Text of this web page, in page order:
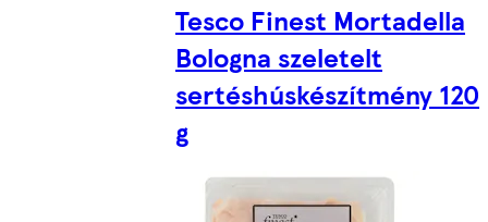
Tesco Finest Mortadella
Bologna szeletelt
sertéshúskészítmény 120
g